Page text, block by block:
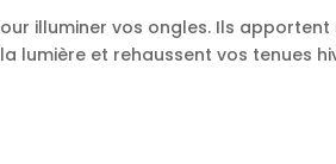
illuminer vos ongles. Ils
lumière et rehaussent vos tenues